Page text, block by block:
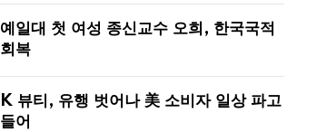
예일대 첫 여성 종신교수 오희, 한국국적
회복
K 뷰티, 유행 벗어나 美 소비자 일상 파고
들어